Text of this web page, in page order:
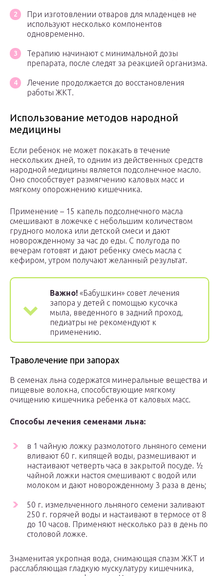
При изготовлении отваров для младенцев не
используют несколько компонентов
одновременно.
Терапию начинают с минимальной дозы
препарата, после следят за реакцией организма.
Лечение продолжается до восстановления
работы ЖКТ.
Использование методов народной
медицины
Если ребенок не может покакать в течение
нескольких дней, то одним из действенных средств
народной медицины является подсолнечное масло.
Оно способствует размягчению каловых масс и
мягкому опорожнению кишечника.
Применение – 15 капель подсолнечного масла
смешивают в ложечке с небольшим количеством
грудного молока или детской смеси и дают
новорожденному за час до еды. С полугода по
вечерам готовят и дают ребенку смесь масла с
кефиром, утром получают желанный результат.
Важно! «Бабушкин» совет лечения
запора у детей с помощью кусочка
мыла, введенного в задний проход,
педиатры не рекомендуют к
применению.
Траволечение при запорах
В семенах льна содержатся минеральные вещества и
пищевые волокна, способствующие мягкому
очищению кишечника ребенка от каловых масс.
Способы лечения семенами льна:
в 1 чайную ложку размолотого льняного семени
вливают 60 г. кипящей воды, размешивают и
настаивают четверть часа в закрытой посуде. ½
чайной ложки настоя смешивают с водой или
молоком и дают новорожденному 3 раза в день;
50 г. измельченного льняного семени заливают
250 г. горячей воды и настаивают в термосе от 8
до 10 часов. Применяют несколько раз в день по
столовой ложке.
Знаменитая укропная вода, снимающая спазм ЖКТ и
расслабляющая гладкую мускулатуру кишечника,